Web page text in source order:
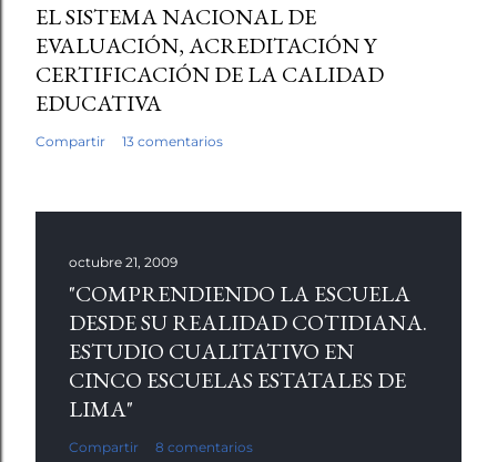
EL SISTEMA NACIONAL DE
EVALUACIÓN, ACREDITACIÓN Y
CERTIFICACIÓN DE LA CALIDAD
EDUCATIVA
Compartir 13 comentarios
octubre 21, 2009
"COMPRENDIENDO LA ESCUELA
DESDE SU REALIDAD COTIDIANA.
ESTUDIO CUALITATIVO EN
CINCO ESCUELAS ESTATALES DE
LIMA"
Compartir 8 comentarios